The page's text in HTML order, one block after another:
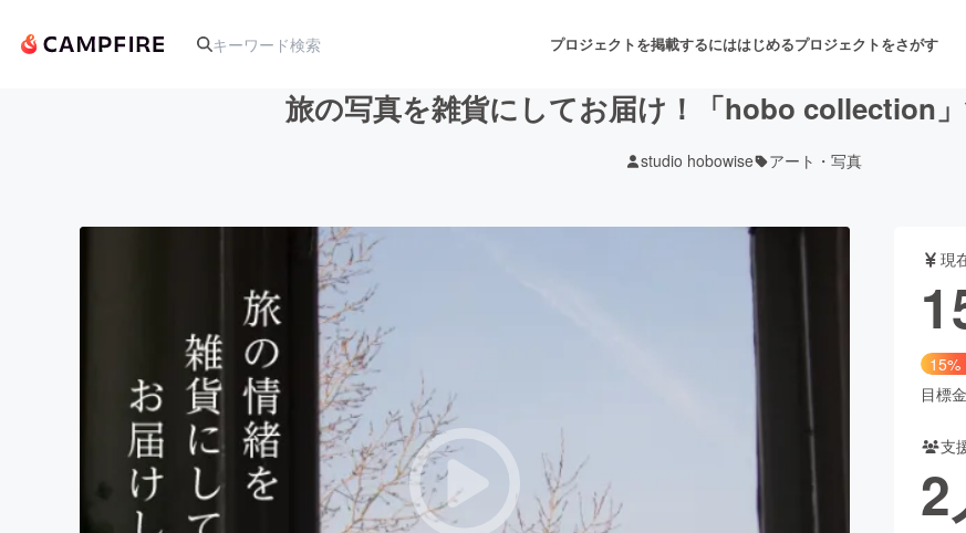
プロジェクトを掲載するにははじめるプロジェクトをさがす
舞台・パフォーマン
テクノロジー・ガジェット
映像・映画
ビジネス・起業 チャレンジ ビューティー・ヘル
まちづくり・地域活性化
旅の写真を雑貨にしてお届け！「hobo collection
studio hobowise アート・写真
現
15%
目標
支
2